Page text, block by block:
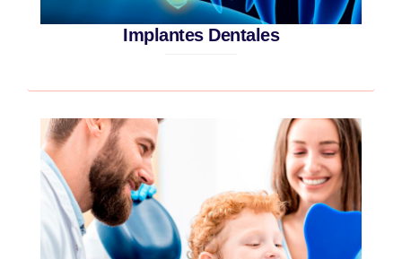
Implantes Dentales